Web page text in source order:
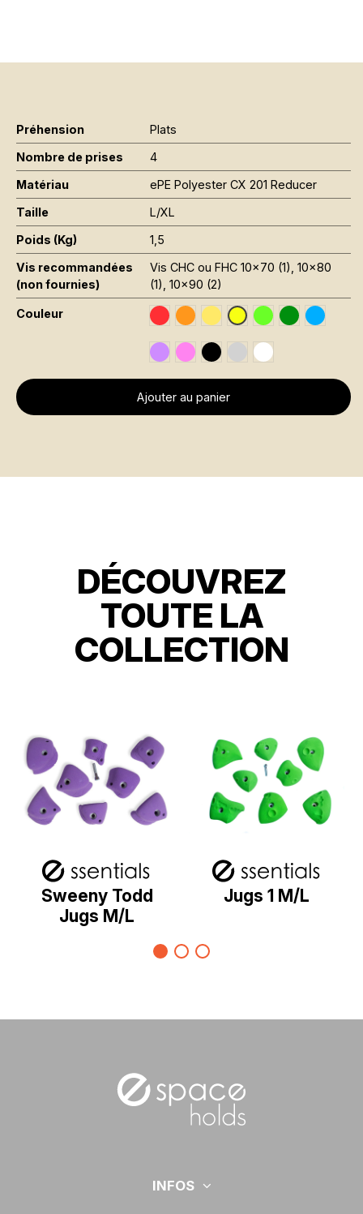
Préhension
Plats
Nombre de prises
4
Matériau
ePE Polyester CX 201 Reducer
Taille
L/XL
Poids (Kg)
1,5
Vis recommandées
(non fournies)
Vis CHC ou FHC 10x70 (1), 10x80
(1), 10x90 (2)
Couleur Traffic Red RAL 3020
Orange Fluo RAL 2005
Jaune Pantone 116C
Jaune Fluo RAL 1026
Vert FluoLeaf Green
Sky
Signal Violet RAL 4008
Rose Fluo Pantone 806C
Black RAL 9005
Gris RAL 7001
Traffic White RAL
Ajouter au panier
DÉCOUVREZ
TOUTE LA
COLLECTION
Sweeny Todd
Jugs M/L
Jugs 1 M/L
INFOS